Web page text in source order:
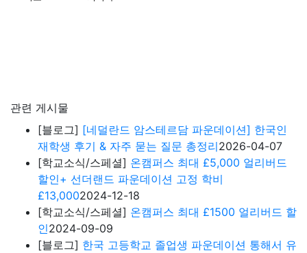
관련 게시물
[블로그] [네덜란드 암스테르담 파운데이션] 한국인
재학생 후기 & 자주 묻는 질문 총정리2026-04-07
[학교소식/스페셜] 온캠퍼스 최대 £5,000 얼리버드
할인+ 선더랜드 파운데이션 고정 학비
£13,0002024-12-18
[학교소식/스페셜] 온캠퍼스 최대 £1500 얼리버드 할
인2024-09-09
[블로그] 한국 고등학교 졸업생 파운데이션 통해서 유